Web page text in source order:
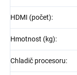
HDMI (počet):
Hmotnost (kg):
Chladič procesoru: